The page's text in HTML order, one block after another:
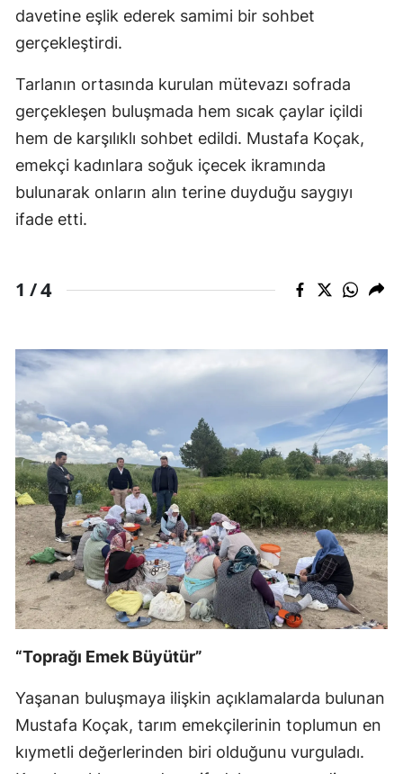
davetine eşlik ederek samimi bir sohbet
gerçekleştirdi.
Tarlanın ortasında kurulan mütevazı sofrada
gerçekleşen buluşmada hem sıcak çaylar içildi
hem de karşılıklı sohbet edildi. Mustafa Koçak,
emekçi kadınlara soğuk içecek ikramında
bulunarak onların alın terine duyduğu saygıyı
ifade etti.
1 /4
“Toprağı Emek Büyütür”
Yaşanan buluşmaya ilişkin açıklamalarda bulunan
Mustafa Koçak, tarım emekçilerinin toplumun en
kıymetli değerlerinden biri olduğunu vurguladı.